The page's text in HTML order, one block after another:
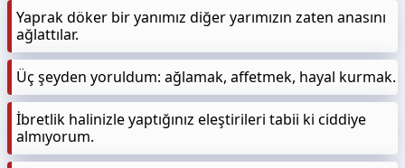
Yaprak döker bir yanımız diğer yarımızın zaten anasını
ağlattılar.
Üç şeyden yoruldum: ağlamak, affetmek, hayal kurmak.
İbretlik halinizle yaptığınız eleştirileri tabii ki ciddiye
almıyorum.